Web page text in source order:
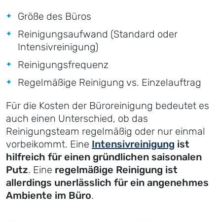
Größe des Büros
Reinigungsaufwand (Standard oder
Intensivreinigung)
Reinigungsfrequenz
Regelmäßige Reinigung vs. Einzelauftrag
Für die Kosten der Büroreinigung bedeutet es
auch einen Unterschied, ob das
Reinigungsteam regelmäßig oder nur einmal
vorbeikommt. Eine Intensivreinigung ist
hilfreich für einen gründlichen saisonalen
Putz. Eine regelmäßige Reinigung ist
allerdings unerlässlich für ein angenehmes
Ambiente im Büro.